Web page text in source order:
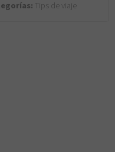
Tips de viaje